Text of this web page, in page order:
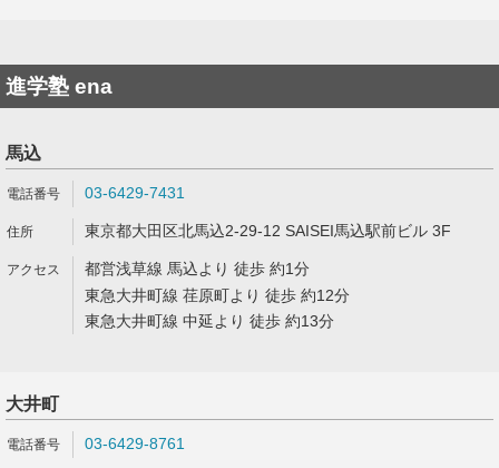
進学塾 ena
馬込
03-6429-7431
東京都大田区北馬込2-29-12 SAISEI馬込駅前ビル 3F
都営浅草線 馬込より 徒歩 約1分
東急大井町線 荏原町より 徒歩 約12分
東急大井町線 中延より 徒歩 約13分
大井町
03-6429-8761